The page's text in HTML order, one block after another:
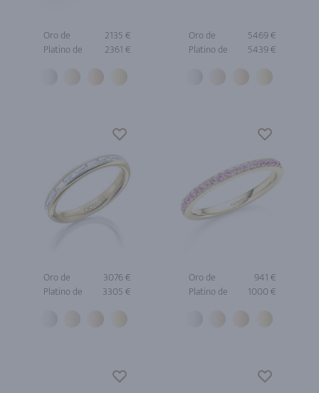
Oro de
2135 €
Platino de
2361 €
Oro de
5469 €
Platino de
5439 €
Oro de
3076 €
Platino de
3305 €
Oro de
941 €
Platino de
1000 €